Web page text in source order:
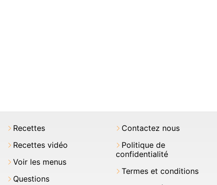
Recettes
Recettes vidéo
Voir les menus
Questions
Contactez nous
Politique de
confidentialité
Termes et conditions